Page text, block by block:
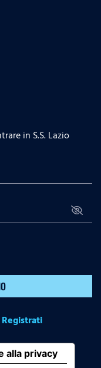
in S.S. Lazio
alla privacy